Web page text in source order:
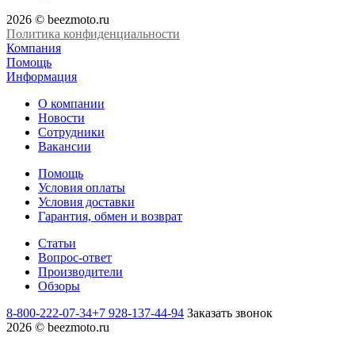
2026 © beezmoto.ru
Политика конфиденциальности
Компания
Помощь
Информация
О компании
Новости
Сотрудники
Вакансии
Помощь
Условия оплаты
Условия доставки
Гарантия, обмен и возврат
Статьи
Вопрос-ответ
Производители
Обзоры
8-800-222-07-34+7 928-137-44-94 Заказать звонок
2026 © beezmoto.ru